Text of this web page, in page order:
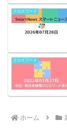
クロスワード
クロスワード
ホーム